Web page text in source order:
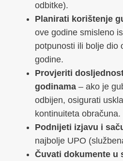
odbitke).
Planirati korištenje
ove godine smisleno
potpunosti ili bolje dio
godine.
Provjeriti
godinama – ako je
odbijen, osigurati
kontinuiteta obračuna.
Podnijeti izjavu i
najbolje UPO
Čuvati dokumente u